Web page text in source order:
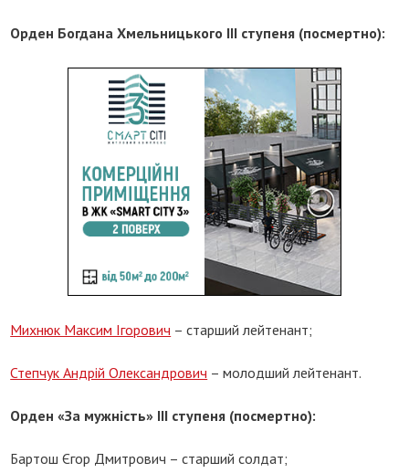
Орден Богдана Хмельницького IIІ ступеня (посмертно):
Михнюк Максим Ігорович – старший лейтенант;
Степчук Андрій Олександрович – молодший лейтенант.
Орден «За мужність» III ступеня (посмертно):
Бартош Єгор Дмитрович – старший солдат;